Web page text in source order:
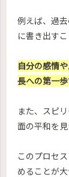
例えば、過
に書き出す
自分の感情
長への第一歩
また、スピ
面の平和を
このプロセ
めることが大